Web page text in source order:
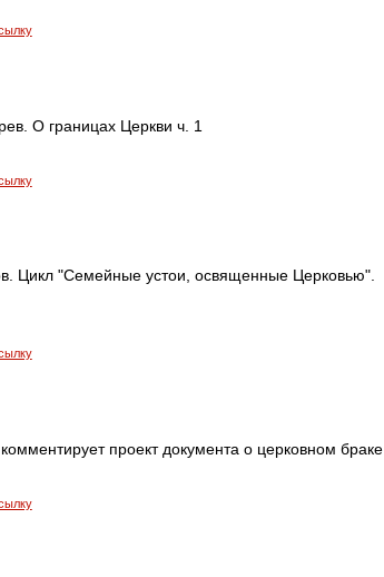
О границах Церкви ч. 1
Цикл "Семейные устои, освященные Церковью".
проект документа о церковном браке